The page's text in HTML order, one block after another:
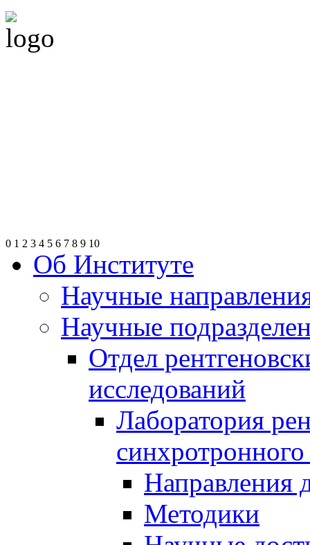
0 1 2 3 4 5 6 7 8 9 10
Об Институте
Научные
Научные
Отдел
исследований
Лаборатория
Направления
Методики